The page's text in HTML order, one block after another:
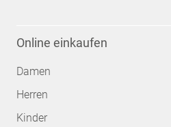
Online einkaufen
Damen
Herren
Kinder